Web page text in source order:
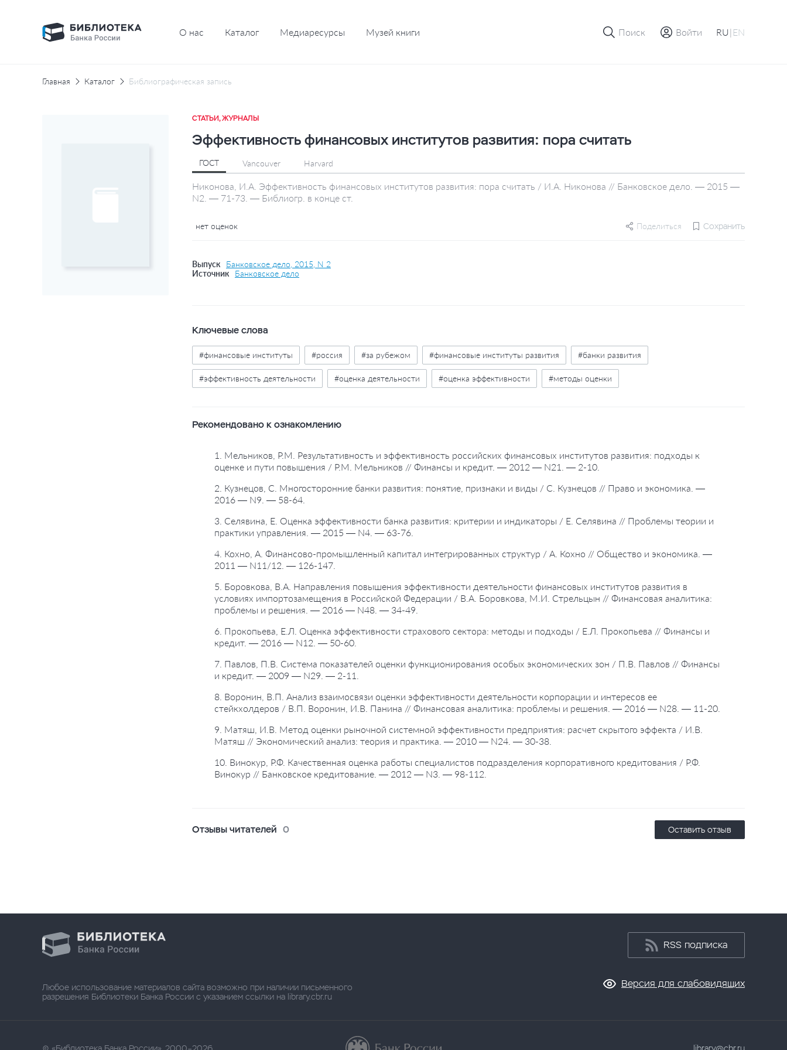
О нас Каталог Медиаресурсы Музей книги Поиск Войти RU| EN
Главная Каталог Библиографическая запись
СТАТЬИ, ЖУРНАЛЫ
Эффективность финансовых институтов развития: пора считать
ГОСТ Vancouver Harvard
Никонова, И.А. Эффективность финансовых институтов развития: пора считать / И.А. Никонова // Банковское дело. — 2015 —
N2. — 71-73. — Библиогр. в конце ст.
нет оценок Поделиться Сохранить
Выпуск
Банковское дело, 2015, N 2
Источник
Банковское дело
Ключевые слова
#финансовые институты #россия #за рубежом #финансовые институты развития #банки развития
#эффективность деятельности #оценка деятельности #оценка эффективности #методы оценки
Рекомендовано к ознакомлению
1. Мельников, Р.М. Результативность и эффективность российских финансовых институтов развития: подходы к
оценке и пути повышения / Р.М. Мельников // Финансы и кредит. — 2012 — N21. — 2-10.
2. Кузнецов, С. Многосторонние банки развития: понятие, признаки и виды / С. Кузнецов // Право и экономика. —
2016 — N9. — 58-64.
3. Селявина, Е. Оценка эффективности банка развития: критерии и индикаторы / Е. Селявина // Проблемы теории и
практики управления. — 2015 — N4. — 63-76.
4. Кохно, А. Финансово-промышленный капитал интегрированных структур / А. Кохно // Общество и экономика. —
2011 — N11/12. — 126-147.
5. Боровкова, В.А. Направления повышения эффективности деятельности финансовых институтов развития в
условиях импортозамещения в Российской Федерации / В.А. Боровкова, М.И. Стрельцын // Финансовая аналитика:
проблемы и решения. — 2016 — N48. — 34-49.
6. Прокопьева, Е.Л. Оценка эффективности страхового сектора: методы и подходы / Е.Л. Прокопьева // Финансы и
кредит. — 2016 — N12. — 50-60.
7. Павлов, П.В. Система показателей оценки функционирования особых экономических зон / П.В. Павлов // Финансы
и кредит. — 2009 — N29. — 2-11.
8. Воронин, В.П. Анализ взаимосвязи оценки эффективности деятельности корпорации и интересов ее
стейкхолдеров / В.П. Воронин, И.В. Панина // Финансовая аналитика: проблемы и решения. — 2016 — N28. — 11-20.
9. Матяш, И.В. Метод оценки рыночной системной эффективности предприятия: расчет скрытого эффекта / И.В.
Матяш // Экономический анализ: теория и практика. — 2010 — N24. — 30-38.
10. Винокур, Р.Ф. Качественная оценка работы специалистов подразделения корпоративного кредитования / Р.Ф.
Винокур // Банковское кредитование. — 2012 — N3. — 98-112.
Отзывы читателей 0 Оставить отзыв
Любое использование материалов сайта возможно при наличии письменного
разрешения Библиотеки Банка России с указанием ссылки на library.cbr.ru
RSS подписка
Версия для слабовидящих